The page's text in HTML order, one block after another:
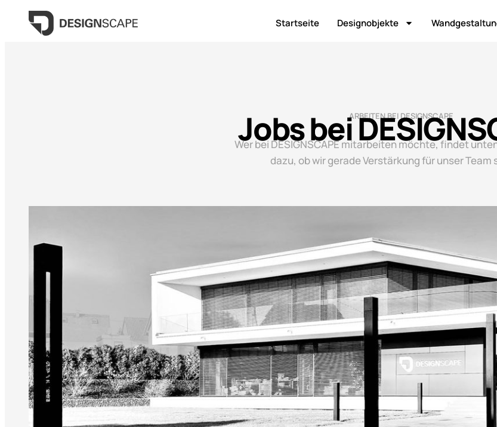
Startseite Designobjekte
ARBEITEN BEI DESIGNSCAPE
Jobs bei
Wer bei DESIGNSCAPE mitarbeiten möchte, findet
dazu, ob wir gerade Verstärkung für unser Team